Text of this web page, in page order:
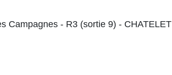
Campagnes - R3 (sortie 9) - CHATELET